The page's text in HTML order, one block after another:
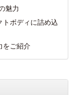
魅力
トボディに詰め込
をご紹介